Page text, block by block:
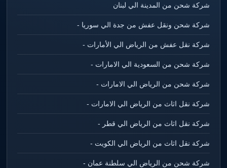
شركة شحن من المدينة الي لبنان
شركة شحن ونقل عفش من جدة الي سوريا -
شركة نقل عفش من الرياض الي الأمارات -
شركة شحن من السعودية الي الامارات -
شركة شحن من الرياض الي الامارات -
شركة نقل اثاث من الرياض الي الامارات -
شركة نقل اثاث من الرياض الي قطر -
شركة نقل اثاث من الرياض الي الكويت -
شركة شحن من الرياض الي سلطنة عمان -